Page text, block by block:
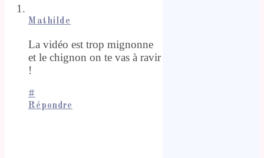
Mathilde
La vidéo est trop mignonne
et le chignon on te vas à ravir
!
#
Répondre